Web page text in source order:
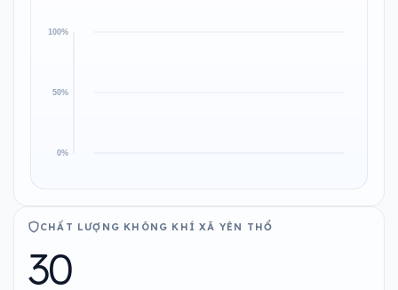
CHẤT LƯỢNG KHÔNG KHÍ XÃ YÊN THỔ
30